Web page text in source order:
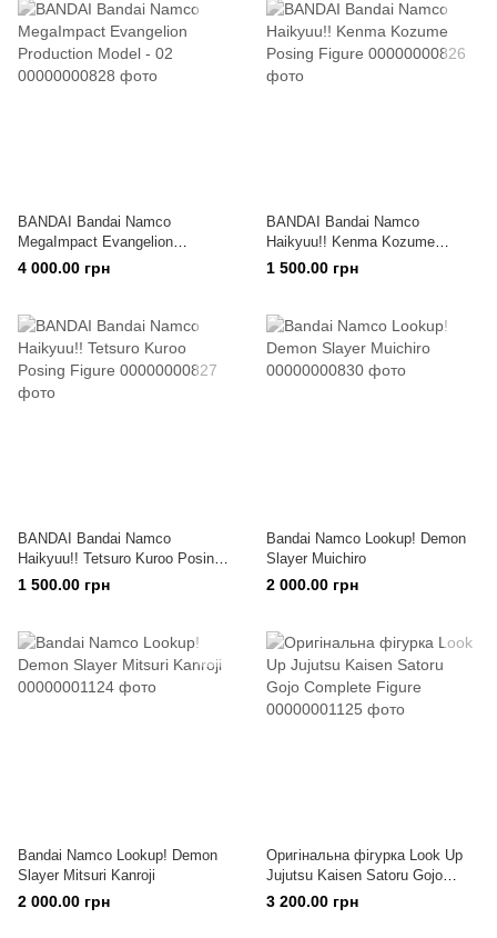
BANDAI Bandai Namco
MegaImpact Evangelion
Production Model - 02
4 000.00 грн
BANDAI Bandai Namco
Haikyuu!! Kenma Kozume
Posing Figure
1 500.00 грн
BANDAI Bandai Namco
Haikyuu!! Tetsuro Kuroo Posing
Figure
1 500.00 грн
Bandai Namco Lookup! Demon
Slayer Muichiro
2 000.00 грн
Bandai Namco Lookup! Demon
Slayer Mitsuri Kanroji
2 000.00 грн
Оригінальна фігурка Look Up
Jujutsu Kaisen Satoru Gojo
Complete Figure
3 200.00 грн